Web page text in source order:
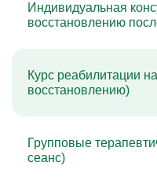
Индивидуальная
восстановлению
Курс реабилитации
восстановлению)
Групповые
сеанс)